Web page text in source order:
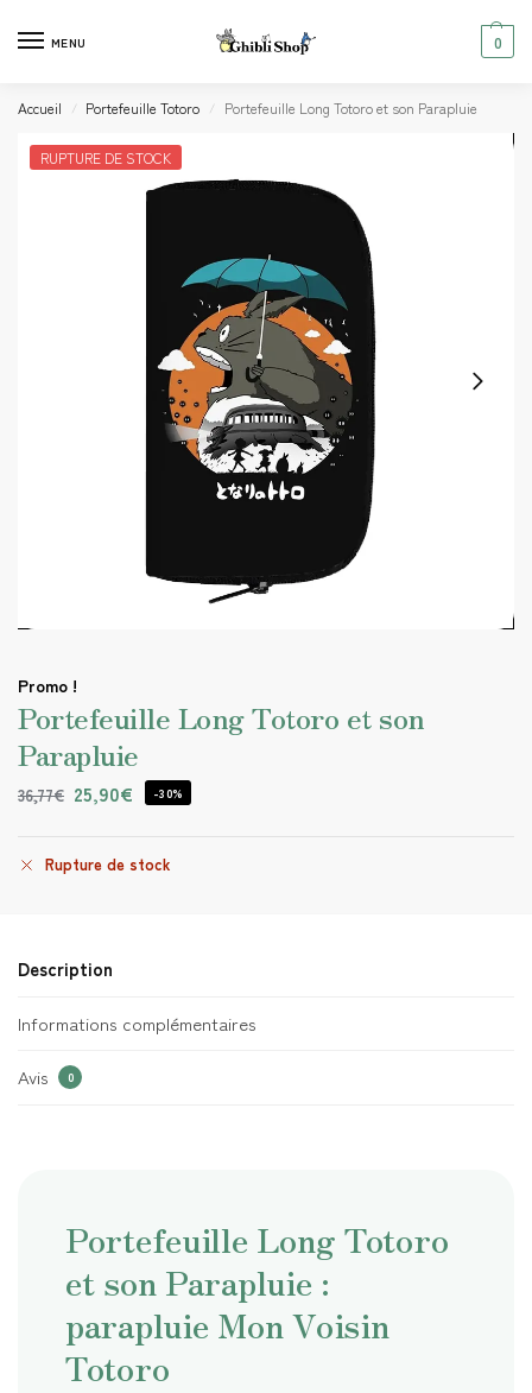
MENU 0
Accueil / Portefeuille Totoro / Portefeuille Long Totoro et son Parapluie
RUPTURE DE STOCK
Promo !
Portefeuille Long Totoro et son
Parapluie
36,77€ 25,90€ -30%
Rupture de stock
Description
Informations complémentaires
Avis 0
Portefeuille Long Totoro
et son Parapluie :
parapluie Mon Voisin
Totoro